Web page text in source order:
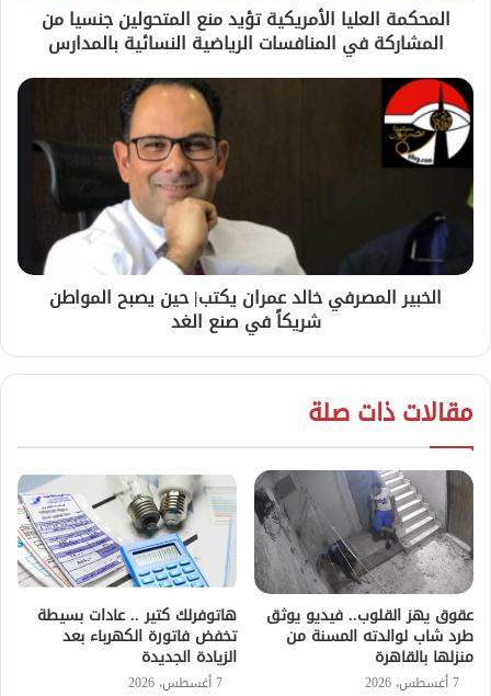
المحكمة العليا الأمريكية تؤيد منع المتحولين جنسيا من
المشاركة في المنافسات الرياضية النسائية بالمدارس
الخبير المصرفي خالد عمران يكتب| حين يصبح المواطن
شريكاً في صنع الغد
مقالات ذات صلة
عقوق يهز القلوب.. فيديو يوثق
طرد شاب لوالدته المسنة من
منزلها بالقاهرة
7 أغسطس، 2026
هاتوفرلك كتير .. عادات بسيطة
تخفض فاتورة الكهرباء بعد
الزيادة الجديدة
7 أغسطس، 2026